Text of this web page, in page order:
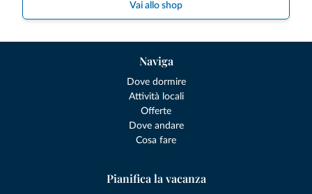
Vai allo shop
Naviga
Dove dormire
Attività locali
Offerte
Dove andare
Cosa fare
Pianifica la vacanza